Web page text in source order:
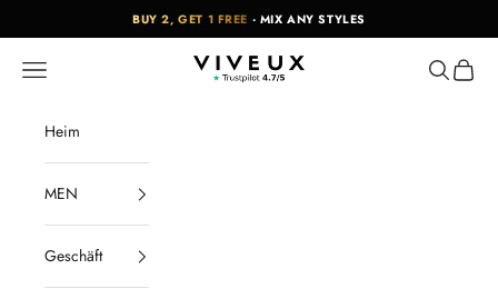
BUY 2, GET 1 FREE · MIX ANY STYLES
VIVEUX
Menü Suchen
Heim
MEN
Geschäft